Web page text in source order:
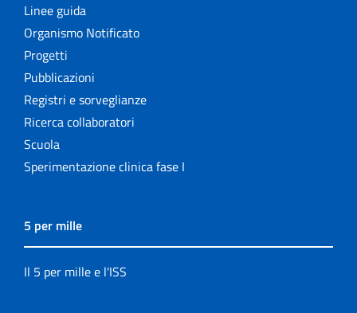
Linee guida
Organismo Notificato
Progetti
Pubblicazioni
Registri e sorveglianze
Ricerca collaboratori
Scuola
Sperimentazione clinica fase I
5 per mille
Il 5 per mille e l'ISS